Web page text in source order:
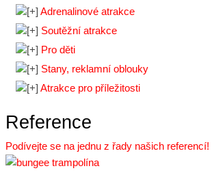
Adrenalinové atrakce
Soutěžní atrakce
Pro děti
Stany, reklamní oblouky
Atrakce pro příležitosti
Reference
Podívejte se na jednu z řady našich referencí!